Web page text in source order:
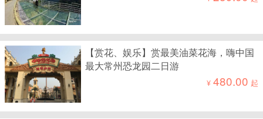
【赏花、娱乐】赏最美油菜花海，嗨中国
最大常州恐龙园二日游
¥480.00 起